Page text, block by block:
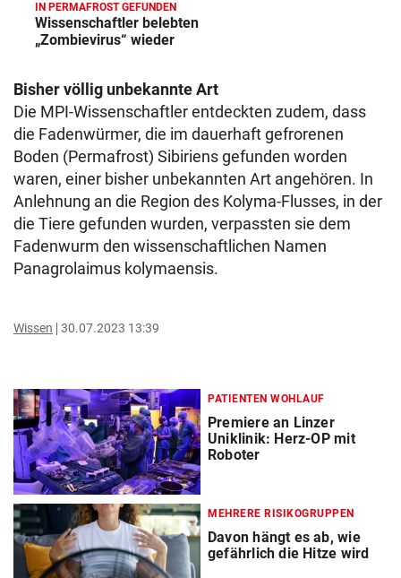
IN PERMAFROST GEFUNDEN
Wissenschaftler belebten
„Zombievirus“ wieder
Bisher völlig unbekannte Art
Die MPI-Wissenschaftler entdeckten zudem, dass
die Fadenwürmer, die im dauerhaft gefrorenen
Boden (Permafrost) Sibiriens gefunden worden
waren, einer bisher unbekannten Art angehören. In
Anlehnung an die Region des Kolyma-Flusses, in der
die Tiere gefunden wurden, verpassten sie dem
Fadenwurm den wissenschaftlichen Namen
Panagrolaimus kolymaensis.
Wissen 30.07.2023 13:39
PATIENTEN WOHLAUF
Premiere an Linzer
Uniklinik: Herz-OP mit
Roboter
MEHRERE RISIKOGRUPPEN
Davon hängt es ab, wie
gefährlich die Hitze wird